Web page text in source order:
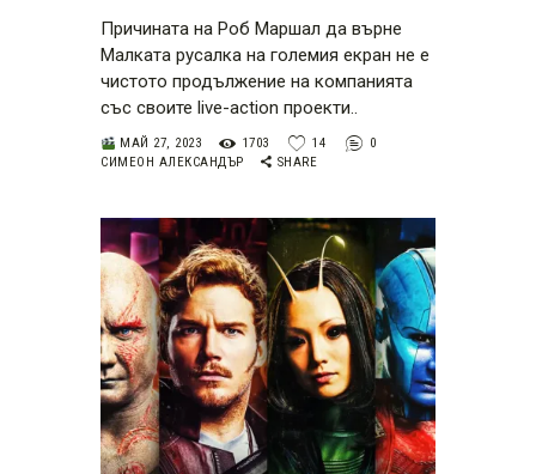
Причината на Роб Маршал да върне
Малката русалка на големия екран не е
чистото продължение на компанията
със своите live-action проекти..
МАЙ 27, 2023 1703 14
0
СИМЕОН АЛЕКСАНДЪР
SHARE